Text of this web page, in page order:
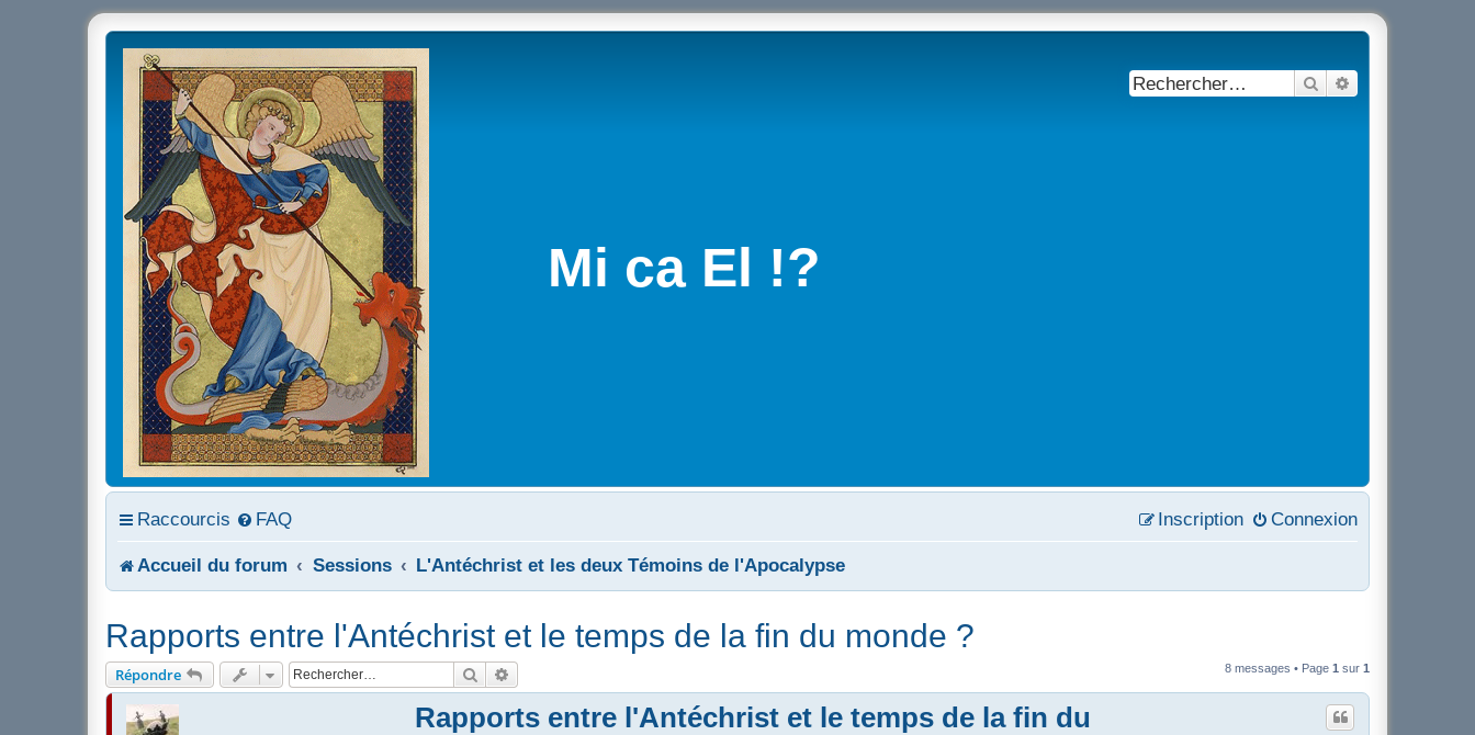
Mi ca El !?
Rechercher
Raccourcis FAQ Connexion
Inscription
Accueil du forum Sessions L'Antéchrist et les deux Témoins de l'Apocalypse
Rapports entre l'Antéchrist et le temps de la fin du monde ?
Répondre Rechercher 8 messages • Page 1 sur 1
Rapports entre l'Antéchrist et le temps de la fin du